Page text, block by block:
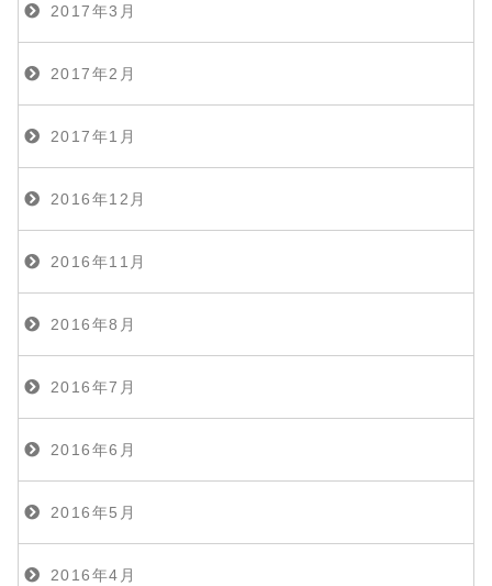
2017年3月
2017年2月
2017年1月
2016年12月
2016年11月
2016年8月
2016年7月
2016年6月
2016年5月
2016年4月